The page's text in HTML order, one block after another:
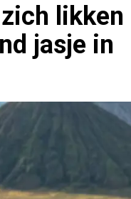
likken
jasje in